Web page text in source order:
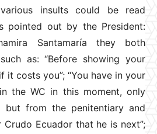
insults could be read
pointed out by the President:
Santamaría they both
as: “Before showing your
it costs you”; “You have in your
the WC in this moment, only
but from the penitentiary and
Ecuador that he is next”;